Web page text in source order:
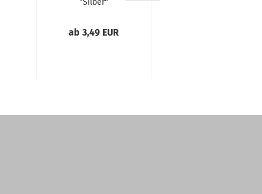
"Silber"
ab 3,49 EUR